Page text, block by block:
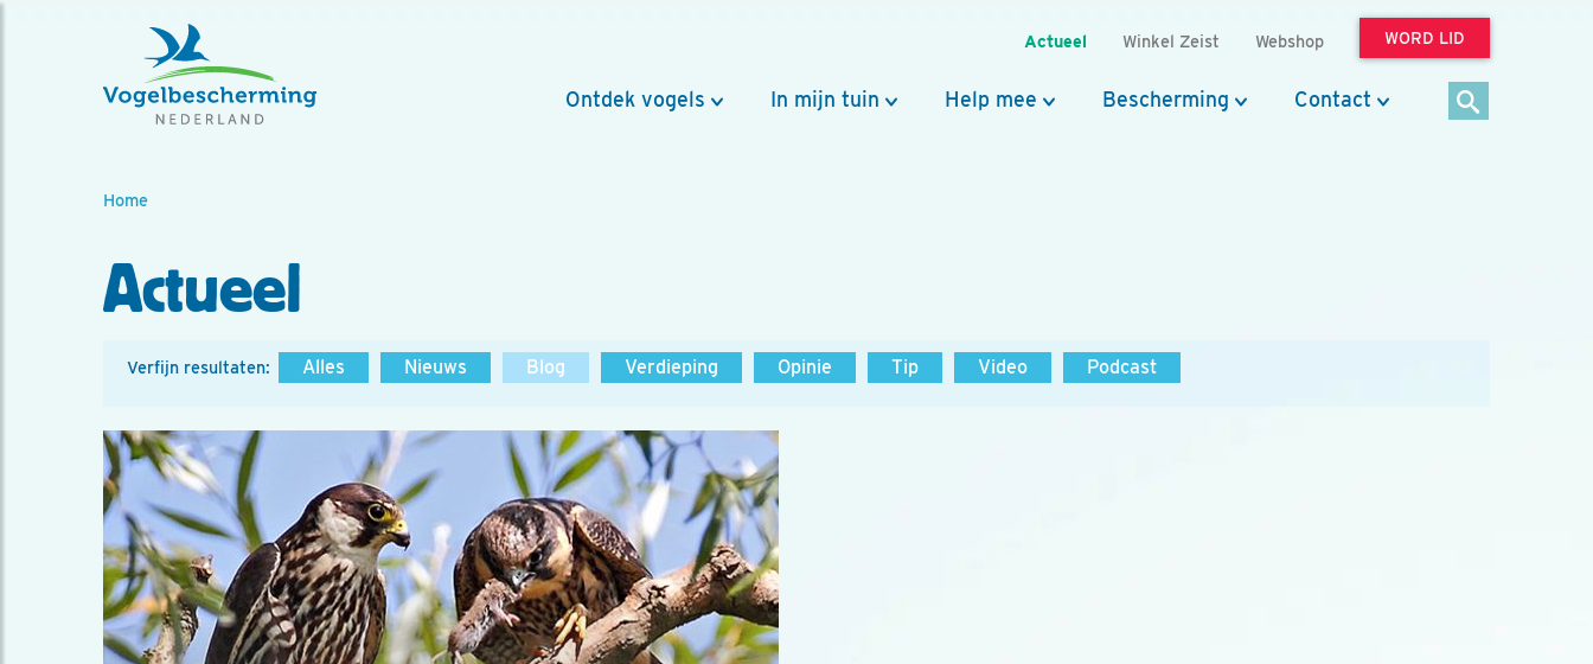
Actueel Winkel Zeist Webshop WORD LID
Ontdek vogels In mijn tuin Help mee Bescherming Contact
Home
Actueel
Verfijn resultaten: Alles Nieuws Blog Verdieping Opinie Tip Video Podcast